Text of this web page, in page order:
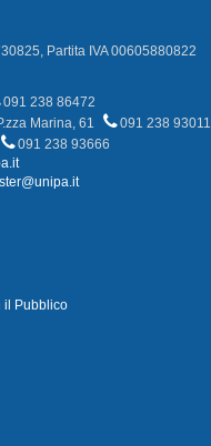
Partita IVA 00605880822
091 238 86472
Marina, 61
091 238 93011
091 238 93666
il Pubblico